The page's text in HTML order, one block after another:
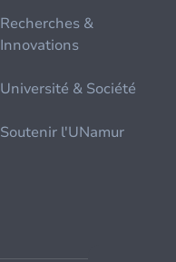
Recherches &
Innovations
Université & Société
Soutenir l'UNamur